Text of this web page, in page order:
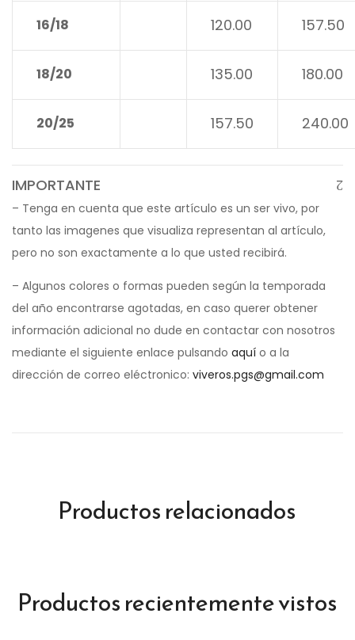
16/18 120.00 157.50
18/20 135.00 180.00
20/25 157.50 240.00
IMPORTANTE
– Tenga en cuenta que este artículo es un ser vivo, por
tanto las imagenes que visualiza representan al artículo,
pero no son exactamente a lo que usted recibirá.
– Algunos colores o formas pueden según la temporada
del año encontrarse agotadas, en caso querer obtener
información adicional no dude en contactar con nosotros
mediante el siguiente enlace pulsando aquí o a la
dirección de correo eléctronico: viveros.pgs@gmail.com
Productos relacionados
Productos recientemente vistos